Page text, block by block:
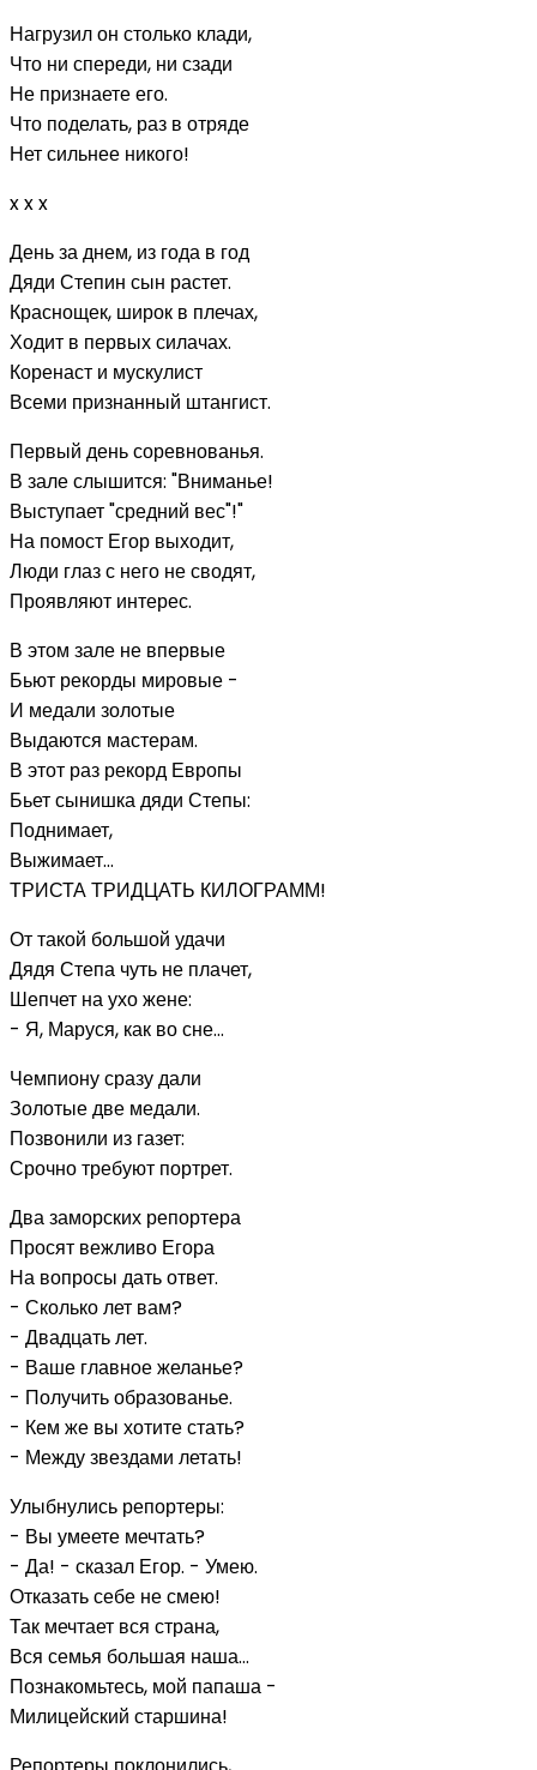
Нагрузил он столько клади,
Что ни спереди, ни сзади
Не признаете его.
Что поделать, раз в отряде
Нет сильнее никого!
x x x
День за днем, из года в год
Дяди Степин сын растет.
Краснощек, широк в плечах,
Ходит в первых силачах.
Коренаст и мускулист
Всеми признанный штангист.
Первый день соревнованья.
В зале слышится: "Вниманье!
Выступает "средний вес"!"
На помост Егор выходит,
Люди глаз с него не сводят,
Проявляют интерес.
В этом зале не впервые
Бьют рекорды мировые -
И медали золотые
Выдаются мастерам.
В этот раз рекорд Европы
Бьет сынишка дяди Степы:
Поднимает,
Выжимает...
ТРИСТА ТРИДЦАТЬ КИЛОГРАММ!
От такой большой удачи
Дядя Степа чуть не плачет,
Шепчет на ухо жене:
- Я, Маруся, как во сне...
Чемпиону сразу дали
Золотые две медали.
Позвонили из газет:
Срочно требуют портрет.
Два заморских репортера
Просят вежливо Егора
На вопросы дать ответ.
- Сколько лет вам?
- Двадцать лет.
- Ваше главное желанье?
- Получить образованье.
- Кем же вы хотите стать?
- Между звездами летать!
Улыбнулись репортеры:
- Вы умеете мечтать?
- Да! - сказал Егор. - Умею.
Отказать себе не смею!
Так мечтает вся страна,
Вся семья большая наша...
Познакомьтесь, мой папаша -
Милицейский старшина!